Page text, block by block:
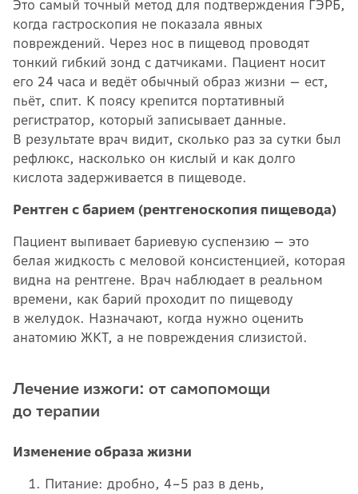
Это самый точный метод для подтверждения ГЭРБ,
когда гастроскопия не показала явных
повреждений. Через нос в пищевод проводят
тонкий гибкий зонд с датчиками. Пациент носит
его 24 часа и ведёт обычный образ жизни — ест,
пьёт, спит. К поясу крепится портативный
регистратор, который записывает данные.
В результате врач видит, сколько раз за сутки был
рефлюкс, насколько он кислый и как долго
кислота задерживается в пищеводе.
Рентген с барием (рентгеноскопия пищевода)
Пациент выпивает бариевую суспензию — это
белая жидкость с меловой консистенцией, которая
видна на рентгене. Врач наблюдает в реальном
времени, как барий проходит по пищеводу
в желудок. Назначают, когда нужно оценить
анатомию ЖКТ, а не повреждения слизистой.
Лечение изжоги: от самопомощи
до терапии
Изменение образа жизни
Питание: дробно, 4–5 раз в день,